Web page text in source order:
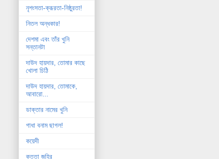
নৃশংসতা-ক্রূরতা-নিষ্ঠুরতা!
নিতল অন্ধকার!
দেশমা এবং তাঁর খুনি
সন্তানটা
দাউদ হায়দার, তোমার কাছে
খোলা চিঠি
দাউদ হায়দার, তোমাকে,
আবারো...
ডাক্তার নামের খুনি
গাধা বনাম ছাগল!
কয়েদী
কুত্তা জহির